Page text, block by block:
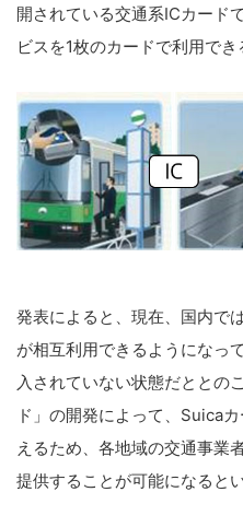
開されている交通系ICカード
ビスを1枚のカードで利用でき
発表によると、現在、国内で
が相互利用できるようになっ
入されていない状態だととの
ド」の開発によって、Suica
えるため、各地域の交通事業
提供することが可能になると